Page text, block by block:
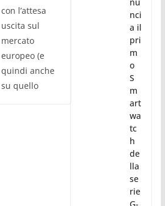
con l’attesa
uscita sul
mercato
europeo (e
quindi anche
su quello
nci
a il
pri
m
o
S
m
art
wa
tc
h
de
lla
se
rie